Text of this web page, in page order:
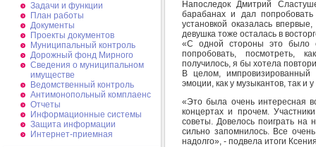
Задачи и функции
План работы
Документы
Проекты документов
Муниципальный контроль
Дорожный фонд Мирного
Cведения о муниципальном
имуществе
Ведомственный контроль
Антимонопольный комплаенс
Отчеты
Информационные системы
Защита информации
Интернет-приемная
Напоследок Дмитрий
барабанах и дал
установкой оказалась
девушка тоже осталась в
«С одной стороны это было
попробовать, посмотреть,
получилось, я бы хотела
В целом, импровизированный
эмоции, как у музыкантов, так и у
«Это была очень интересная
концертах и прочем.
советы. Довелось поиграть на
сильно запомнилось. Все
надолго», - подвела итоги